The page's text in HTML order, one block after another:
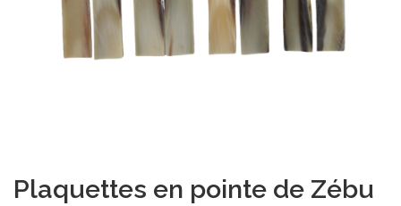
Plaquettes en pointe de Zébu